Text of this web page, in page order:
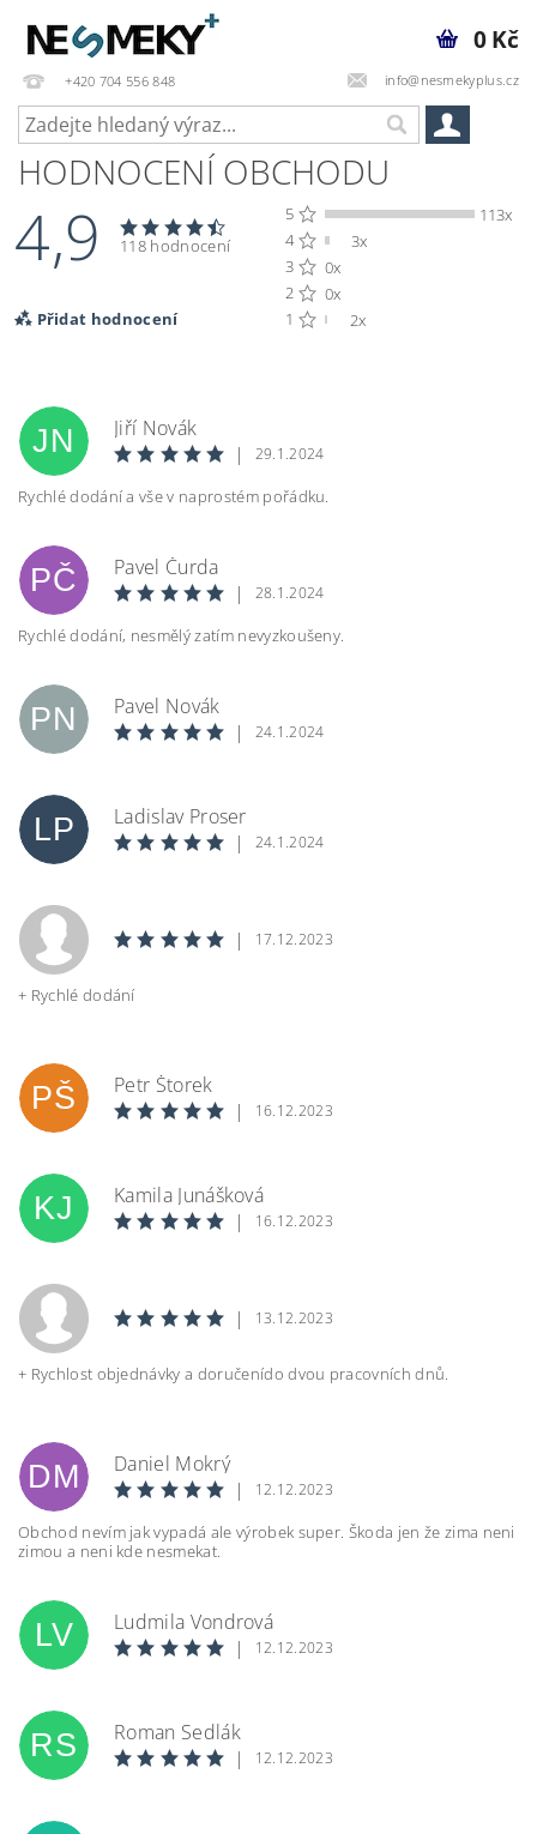
+420 704 556 848 info@nesmekyplus.cz
0 Kč
HODNOCENÍ OBCHODU
4,9 118 hodnocení
Přidat hodnocení
5
113x
4
3x
3
0x
2
0x
1
2x
Vložením hodnocení souhlasíte s
ochrany osobních údajů
BEZPEČNOSTNÍ KONTROLA
Opište text z obrázku
JN
Jiří Novák
|
29.1.2024
Rychlé dodání a vše v naprostém pořádku.
PČ
Pavel Čurda
|
28.1.2024
Rychlé dodání, nesmělý zatím nevyzkoušeny.
PN
Pavel Novák
|
24.1.2024
LP
Ladislav Proser
|
24.1.2024
| 17.12.2023
+ Rychlé dodání
PŠ
Petr Štorek
|
16.12.2023
KJ
Kamila Junášková
|
16.12.2023
| 13.12.2023
+ Rychlost objednávky a doručenído dvou pracovních dnů.
DM
Daniel Mokrý
|
12.12.2023
Obchod nevím jak vypadá ale výrobek super. Škoda jen že zima neni
zimou a neni kde nesmekat.
LV
Ludmila Vondrová
|
12.12.2023
RS
Roman Sedlák
|
12.12.2023